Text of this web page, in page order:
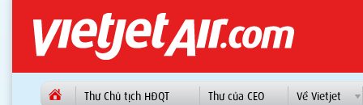
Thư Chủ tịch HĐQT Thư của CEO Về Vietjet